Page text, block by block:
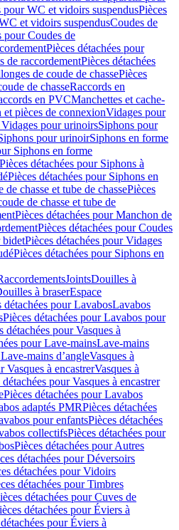
pour WC et vidoirs suspendusPièces
et vidoirs suspendusCoudes de
pour Coudes de
Pièces détachées pour
de raccordementPièces détachées
de coude de chassePièces
de chasseRaccords en
en PVCManchettes et cache-
pièces de connexionVidages pour
Vidages pour urinoirsSiphons pour
pour urinoirSiphons en forme
Siphons en forme
Pièces détachées pour Siphons à
Pièces détachées pour Siphons en
chasse et tube de chassePièces
de chasse et tube de
Pièces détachées pour Manchon de
Pièces détachées pour Coudes
bidetPièces détachées pour Vidages
Pièces détachées pour Siphons en
JointsDouilles à
à braserEspace
détachées pour LavabosLavabos
Pièces détachées pour Lavabos pour
détachées pour Vasques à
pour Lave-mainsLave-mains
mains d’angleVasques à
Vasques à encastrerVasques à
détachées pour Vasques à encastrer
Pièces détachées pour Lavabos
adaptés PMRPièces détachées
pour enfantsPièces détachées
collectifsPièces détachées pour
Pièces détachées pour Autres
détachées pour Déversoirs
détachées pour Vidoirs
détachées pour Timbres
détachées pour Cuves de
détachées pour Éviers à
pour Éviers à